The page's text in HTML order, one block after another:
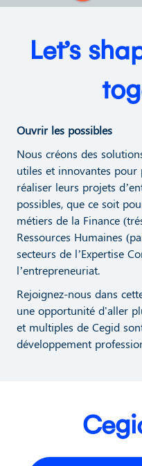
Let’s
Ouvrir les possibles
Nous créons des
utiles et innovantes
réaliser leurs projets
possibles, que ce soit
métiers de la Finance
Ressources Humaines
secteurs de l’Expertise
l’entrepreneuriat.
Rejoignez-nous dans
une opportunité d'aller
et multiples de Cegid
développement